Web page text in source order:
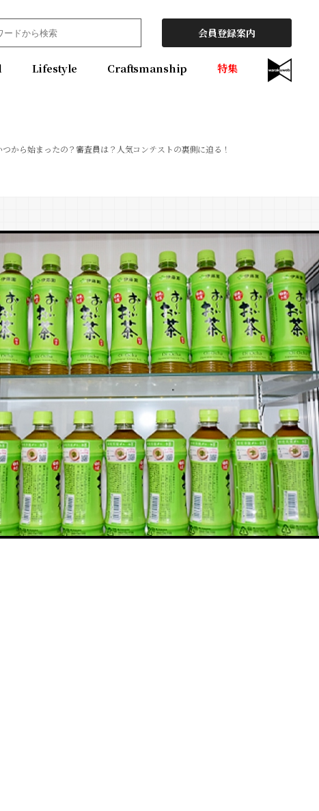
会員登録案内
Lifestyle Craftsmanship 特集
つから始まったの？審査員は？人気コンテストの裏側に迫る！